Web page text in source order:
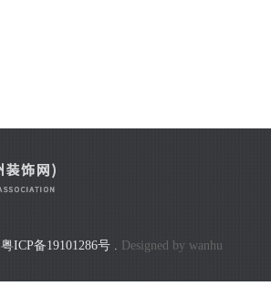
粤ICP备19101286号 Designed by wanhu